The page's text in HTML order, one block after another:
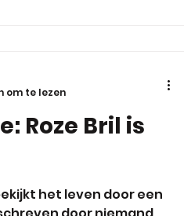
Roze Bril is
het leven door een
om te lezen